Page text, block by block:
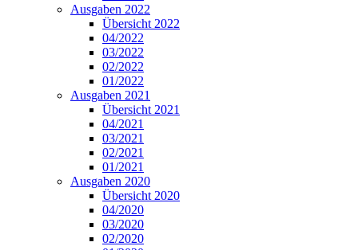
Ausgaben 2022
Übersicht 2022
04/2022
03/2022
02/2022
01/2022
Ausgaben 2021
Übersicht 2021
04/2021
03/2021
02/2021
01/2021
Ausgaben 2020
Übersicht 2020
04/2020
03/2020
02/2020